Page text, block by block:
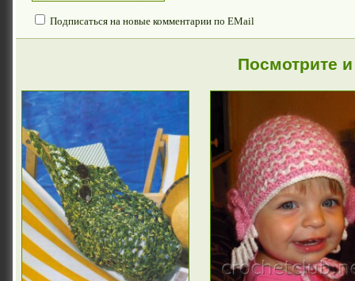
Подписаться на новые комментарии по EMail
Посмотрите